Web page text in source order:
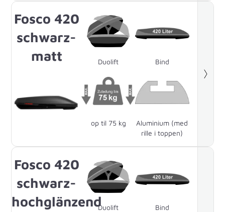
Fosco 420
schwarz-
matt
Duolift Bind
op til 75 kg
Aluminium (med
rille i toppen)
Fosco 420
schwarz-
hochglänzendDuolift Bind